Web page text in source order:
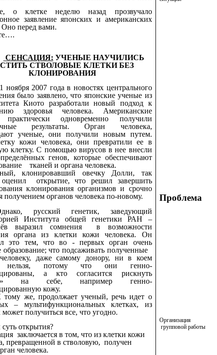
о клетке неделю назад прозвучало
заявление японских и американских
перед вами.
СЕНСАЦИЯ: УЧЕНЫЕ НАУЧИЛИСЬ
СТВОЛОВЫЕ КЛЕТКИ БЕЗ
КЛОНИРОВАНИЯ
ноября 2007 года в новостях центрального
было заявлено, что японские ученые из
Киото разработали новый подход к
здоровья человека. Американские
практически одновременно получили
результаты. Орган человека,
ученые, они получили новым путем.
кожи человека, они превратили ее в
клетку. С помощью вирусов в нее внесли
генов, которые обеспечивают
тканей и органа человека.
клонировавший овечку Долли, так
оценил открытие, что решил завершить
клонирования организмов и срочно
получением органов человека по-новому.
русский генетик, заведующий
Института общей генетики РАН –
выразил сомнения в возможности
органа из клетки кожи человека. Он
это тем, что во - первых орган очень
образование; что подсаживать полученные
даже самому донору, ни в коем
нельзя, потому что они генно-
а кто согласится рискнуть
на себе, например генно-
кожу.
тому же, продолжает ученый, речь идет о
– мультифункциональных клетках, из
получиться все, что угодно.
открытия?
заключается в том, что из клетки кожи
превращенной в стволовую, получен
человека.
Проблема
Организация
групповой работы